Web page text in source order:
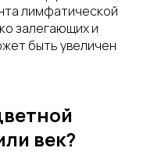
лимфатической
залегающих и
быть увеличен
век?